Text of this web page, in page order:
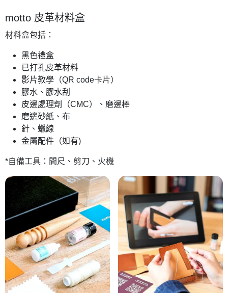
motto 皮革材料盒
材料盒包括：
黑色禮盒
已打孔皮革材料
影片教學（QR code卡片）
膠水、膠水刮
皮邊處理劑（CMC）、磨邊棒
磨邊砂紙、布
針、蠟線
金屬配件（如有)
*自備工具：間尺、剪刀、火機